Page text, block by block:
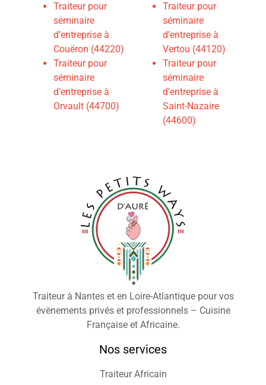
Traiteur pour
séminaire
d’entreprise à
Couëron (44220)
Traiteur pour
séminaire
d’entreprise à
Orvault (44700)
Traiteur pour
séminaire
d’entreprise à
Vertou (44120)
Traiteur pour
séminaire
d’entreprise à
Saint-Nazaire
(44600)
Traiteur à Nantes et en Loire-Atlantique pour vos
évènements privés et professionnels – Cuisine
Française et Africaine.
Nos services
Traiteur Africain